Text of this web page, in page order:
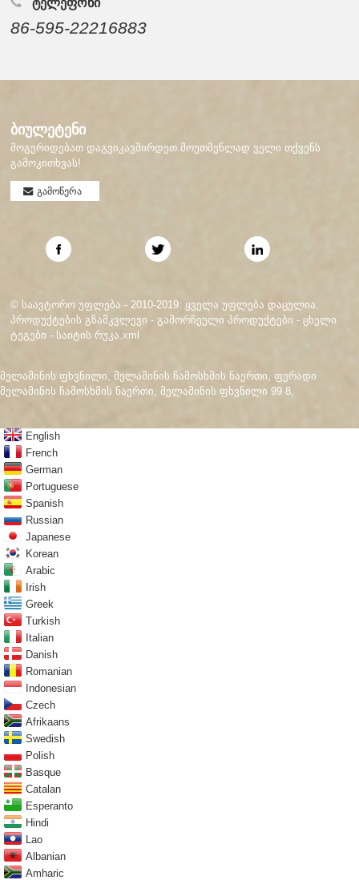
86-595-22216883
ბიულეტენი
მოგერიდებათ დაგვიკავშირდეთ.მოუთმენლად ველი თქვენს
გამოკითხვას!
გამოწერა
© საავტორო უფლება - 2010-2019: ყველა უფლება დაცულია.
პროდუქტების გზამკვლევი -გამორჩეული პროდუქტები -ცხელი
ტეგები - საიტის რუკა.xml
მელამინის ფხვნილი, მელამინის ჩამოსხმის ნაერთი, ფერადი
მელამინის ჩამოსხმის ნაერთი, მელამინის ფხვნილი 99 8,
English
French
German
Portuguese
Spanish
Russian
Japanese
Korean
Arabic
Irish
Greek
Turkish
Italian
Danish
Romanian
Indonesian
Czech
Afrikaans
Swedish
Polish
Basque
Catalan
Esperanto
Hindi
Lao
Albanian
Amharic